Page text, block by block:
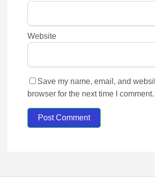
Website
Save my name, email, and
browser for the next time I comment.
Post Comment